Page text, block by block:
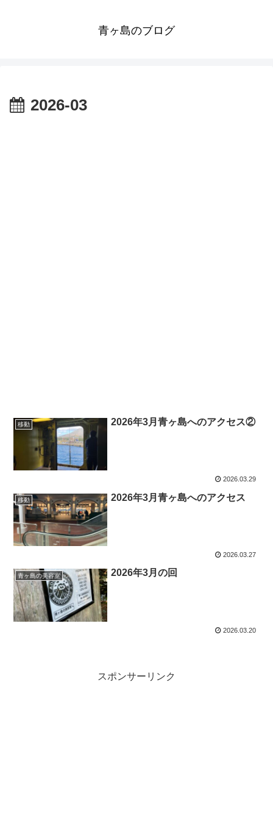
青ヶ島のブログ
2026-03
移動 2026年3月青ヶ島へのアクセス②
2026.03.29
移動 2026年3月青ヶ島へのアクセス
2026.03.27
青ヶ島の美容室 2026年3月の回
2026.03.20
スポンサーリンク